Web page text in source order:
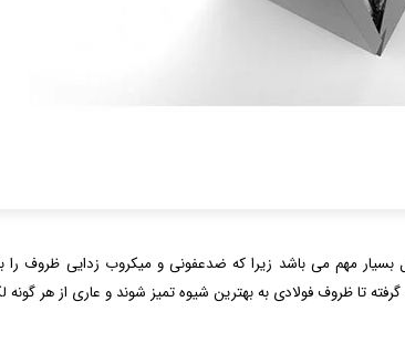
مهم می باشد زیرا که ضدعفونی و میکروب زدایی ظروف را
تا ظروف فولادی به بهترین شیوه تمیز شوند و عاری از هر گونه